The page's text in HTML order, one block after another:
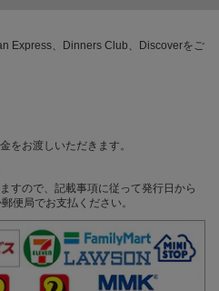
Express、Dinners Club、Discoverをご
をお渡しいただきます。
すので、記載事項に従って発行日から
便局でお支払ください。